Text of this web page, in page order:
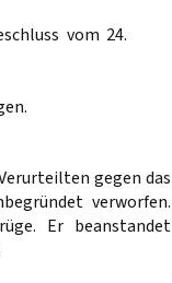
vom 24.
gegen das
verworfen.
Er beanstandet